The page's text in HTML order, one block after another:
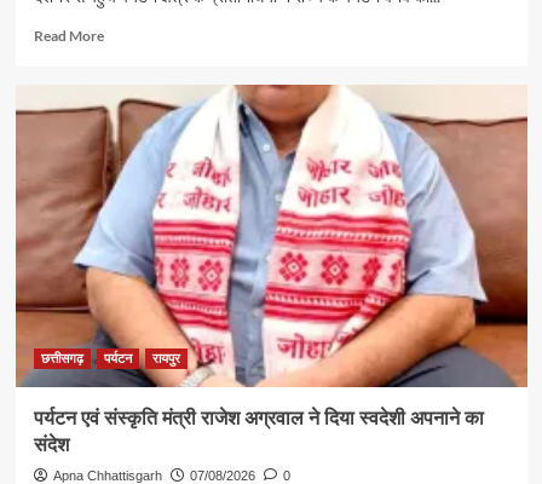
Read MoreRead
गुजरात
में
छत्तीसगढ़
पर्यटन
की
दमदार
दस्तक
छत्तीसगढ़ पर्यटन रायपुर
पर्यटन एवं संस्कृति मंत्री राजेश अग्रवाल ने दिया स्वदेशी अपनाने का
संदेश
Apna Chhattisgarh 07/08/2026 0